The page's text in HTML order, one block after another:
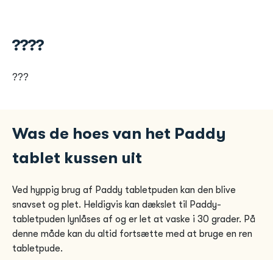
????
???
Was de hoes van het Paddy
tablet kussen uit
Ved hyppig brug af Paddy tabletpuden kan den blive
snavset og plet. Heldigvis kan dækslet til Paddy-
tabletpuden lynlåses af og er let at vaske i 30 grader. På
denne måde kan du altid fortsætte med at bruge en ren
tabletpude.